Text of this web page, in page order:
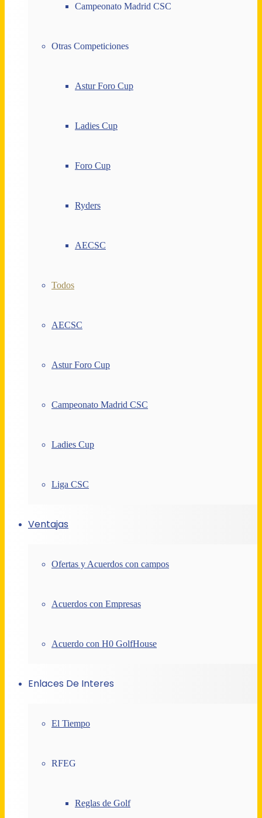
Campeonato Madrid CSC
Otras Competiciones
Astur Foro Cup
Ladies Cup
Foro Cup
Ryders
AECSC
Todos
AECSC
Astur Foro Cup
Campeonato Madrid CSC
Ladies Cup
Liga CSC
Ventajas
Ofertas y Acuerdos con campos
Acuerdos con Empresas
Acuerdo con H0 GolfHouse
Enlaces De Interes
El Tiempo
RFEG
Reglas de Golf